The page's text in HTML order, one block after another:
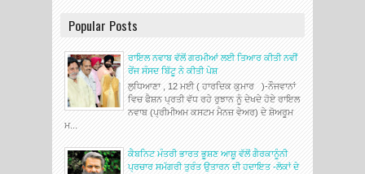
Popular Posts
ਰਾਇਲ ਨਵਾਬ ਵੱਲੋਂ ਗਰਮੀਆਂ ਲਈ ਤਿਆਰ ਕੀਤੀ ਨਵੀਂ
ਰੇਂਜ ਸੰਸਦ ਬਿੱਟੂ ਨੇ ਕੀਤੀ ਪੇਸ਼
ਲੁਧਿਆਣਾ , 12 ਮਈ ( ਹਾਰਦਿਕ ਕੁਮਾਰ )-ਨੌਜਵਾਨਾਂ
ਵਿਚ ਫੈਸ਼ਨ ਪ੍ਰਤੀ ਵੱਧ ਰਹੇ ਰੁਝਾਨ ਨੂੰ ਦੇਖਦੇ ਹੋਏ ਰਾਇਲ
ਨਵਾਬ (ਪ੍ਰੀਮੀਅਮ ਕਸਟਮ ਮੈਨਜ਼ ਵੇਅਰ) ਦੇ ਸ਼ੋਅਰੂਮ
ਮ...
ਕੈਬਨਿਟ ਮੰਤਰੀ ਭਾਰਤ ਭੂਸ਼ਣ ਆਸ਼ੂ ਵੱਲੋਂ ਗੈਰਕਾਨੂੰਨੀ
ਪ੍ਰਚਾਰ ਸਮੱਗਰੀ ਤੁਰੰਤ ਉਤਾਰਨ ਦੀ ਹਦਾਇਤ -ਲੋਕਾਂ ਦੇ